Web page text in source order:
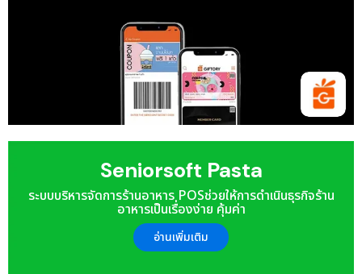
Seniorsoft Pasta
ระบบบริหารจัดการร้านอาหาร POSช่วยให้การดำเนินธุรกิจร้าน
อาหารเป็นเรื่องง่าย คุ้มค่า
อ่านเพิ่มเติม